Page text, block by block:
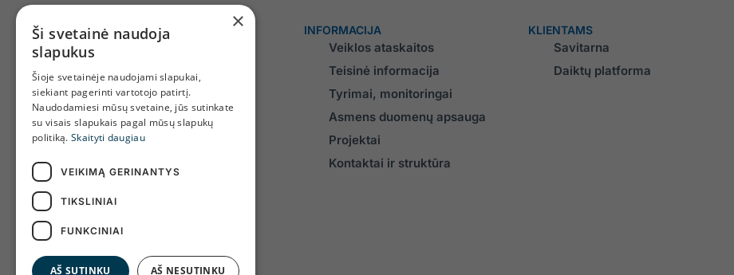
Įmonės kodas 171780190
PVM mokėtojo kodas LT100001362119
Darbo laikas:
I– IV 8.00–17.00 val.
V 8.00–15.45 val.
Pietų pertrauka 12.00–12.45 val.
INFORMACIJA
Veiklos ataskaitos
Teisinė informacija
Tyrimai, monitoringai
Asmens duomenų apsauga
Projektai
Kontaktai ir struktūra
KLIENTAMS
Savitarna
Daiktų platforma
×
Ši svetainė naudoja
slapukus
Šioje svetainėje naudojami slapukai,
siekiant pagerinti vartotojo patirtį.
Naudodamiesi mūsų svetaine, jūs sutinkate
su visais slapukais pagal mūsų slapukų
politiką. Skaityti daugiau
VEIKIMĄ GERINANTYS
TIKSLINIAI
FUNKCINIAI
AŠ SUTINKU AŠ NESUTINKU